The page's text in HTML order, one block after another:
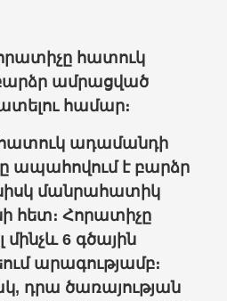
հատուկ
ամրացված
համար։
ադամանդի
ապահովում է բարձր
մանրահատիկ
հետ։ Հորատիչը
6 գծային
արագությամբ։
դրա ծառայության